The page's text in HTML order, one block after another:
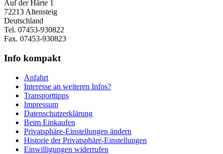
Auf der Härte 1
72213 Altensteig
Deutschland
Tel. 07453-930822
Fax. 07453-930823
Info kompakt
Anfahrt
Interesse an weiteren Infos?
Transporttipps
Impressum
Datenschutzerklärung
Beim Einkaufen
Privatsphäre-Einstellungen ändern
Historie der Privatsphäre-Einstellungen
Einwilligungen widerrufen